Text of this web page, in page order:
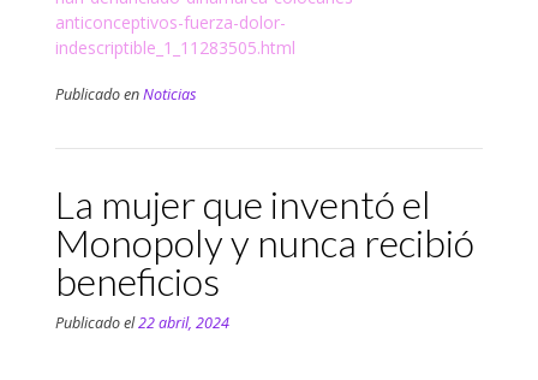
anticonceptivos-fuerza-dolor-
indescriptible_1_11283505.html
Publicado enNoticias
La mujer que inventó el
Monopoly y nunca recibió
beneficios
Publicado el22 abril, 2024